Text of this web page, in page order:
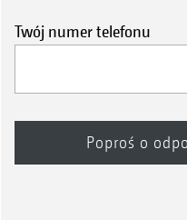
Twój numer telefonu